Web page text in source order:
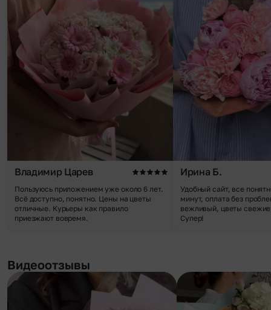
Владимир Царев
Пользуюсь приложением уже около 6 лет.
Всё доступно, понятно. Цены на цветы
отличные. Курьеры как правило
приезжают вовремя.
Ирина Б.
Удобный сайт, все
минут, оплата без
вежливый, цветы
Супер!
Видеоотзывы